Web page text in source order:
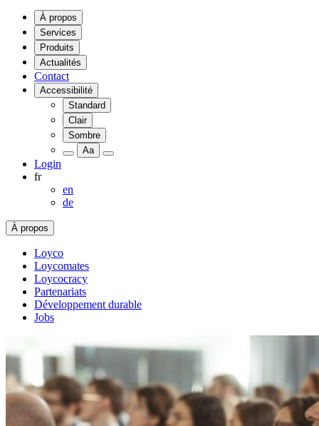
À propos
Services
Produits
Actualités
Contact
Accessibilité
Standard
Clair
Sombre
Aa
Login
fr
en
de
À propos
Loyco
Loycomates
Loycocracy
Partenariats
Développement durable
Jobs